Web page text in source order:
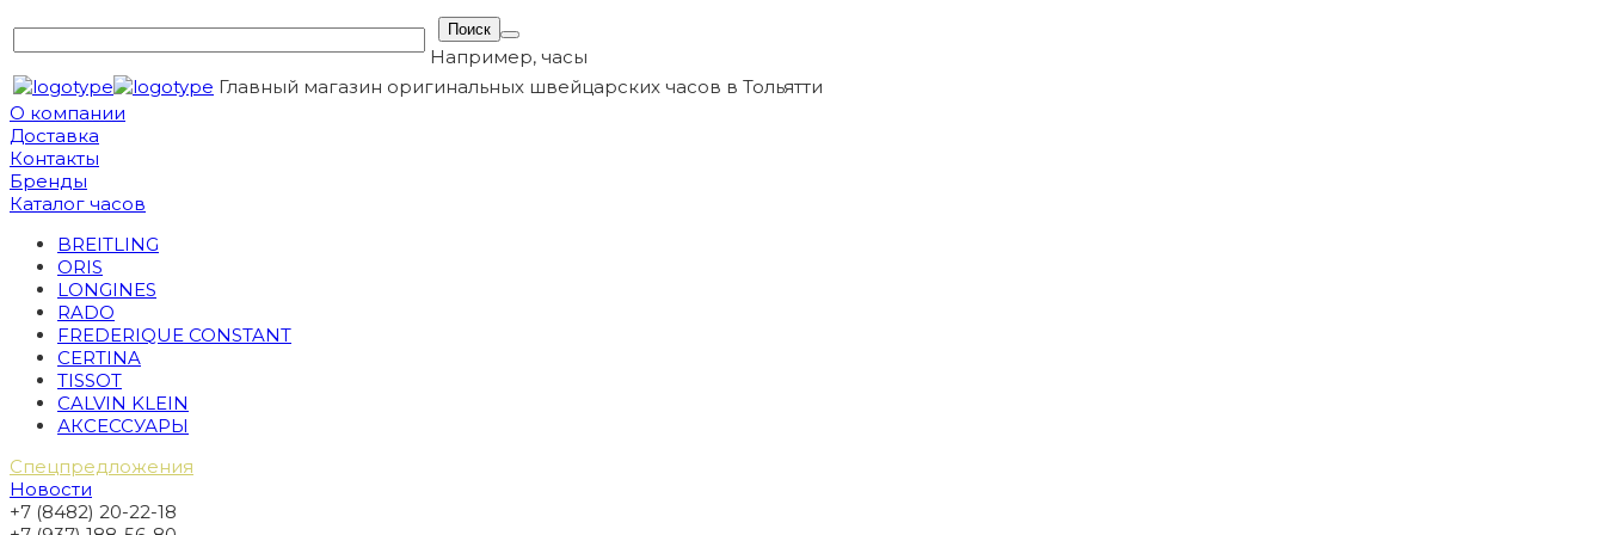
Например, часы
Главный магазин оригинальных швейцарских часов в Тольятти
О компании
Доставка
Контакты
Бренды
Каталог часов
BREITLING
ORIS
LONGINES
RADO
FREDERIQUE CONSTANT
CERTINA
TISSOT
CALVIN KLEIN
АКСЕССУАРЫ
Спецпредложения
Новости
+7 (8482) 20-22-18